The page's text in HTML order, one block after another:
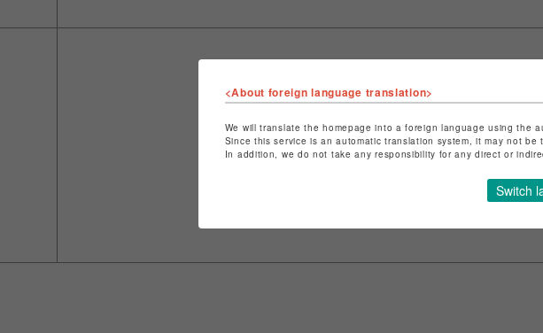
ショップ名
店舗名
吉祥寺
特定商取引法など法令に
ショップお問い合わせは
<About foreign language translation>
We will translate the homepage into a foreign language using the
Since this service is an automatic translation system, it may not
In addition, we do not take any responsibility for any direct or
Switch